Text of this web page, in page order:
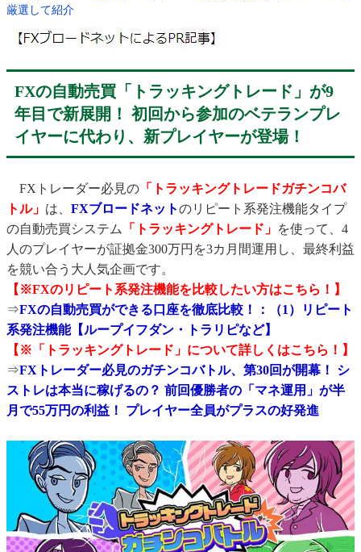
厳選して紹介
FXの自動売買「トラッキングトレード」が9
年目で新展開！ 初回から参加のベテランプレ
イヤーに代わり、新プレイヤーが登場！
FXトレーダー必見の 「トラッキングトレードガチンコバ
トル」 は、 FXブロードネットのリピート系発注機能タイプ
の自動売買システム
「トラッキングトレード」 を使って、4
人のプレイヤーが証拠金300万円を3カ月間運用し、最終利益
を競い合う大人気企画です。
【※FXのリピート系発注機能を比較したい方はこちら！】
⇒FXの自動売買ができる口座を徹底比較！：（1）リピート
系発注機能【ループイフダン・トラリピなど】
【※「トラッキングトレード」について詳しくはこちら！】
⇒FXトレーダー必見のガチンコバトル、第30回が開幕！ シ
ストレは本当に稼げるの？ 前回優勝者の「マネ運用」が半
月で55万円の利益！ プレイヤー全員がプラスの好発進